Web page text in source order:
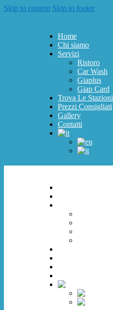
Skip to content Skip to footer
Home
Chi siamo
Servizi
Ristoro
Car Wash
Giaplus
Giap Card
Trova Le Stazioni
Prezzi Consigliati
Gallery
Contatti